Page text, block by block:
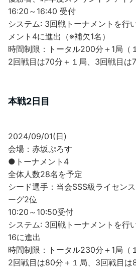
16:20～16:40 受付
システム: 3回戦トーナメントを行
メント4に進出（※補欠1名）
時間制限：トータル200分＋1局（
2回戦目は70分＋１局、3回戦目は
本戦2日目
2024/09/01(日)
会場：赤坂ぷろす
●トーナメント4
全体人数28名を予定
シード選手：当会SSS級ライセン
ーグ2位
10:20～10:50受付
システム: 3回戦トーナメントを行
16に進出
時間制限：トータル230分＋1局（
2回戦目は80分＋１局、3回戦目は